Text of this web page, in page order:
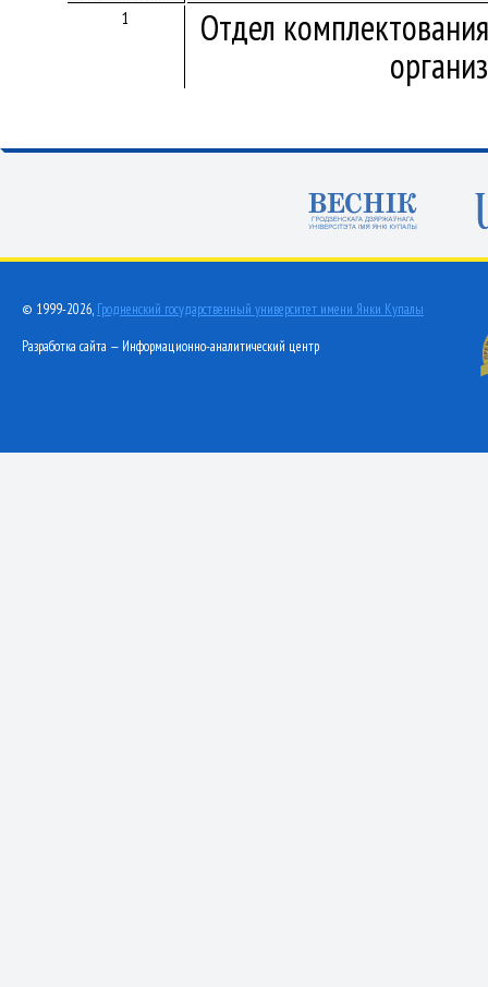
1
Отдел
© 1999-2026, Гродненский государственный университет имени Янки Купалы
Разработка сайта — Информационно-аналитический центр